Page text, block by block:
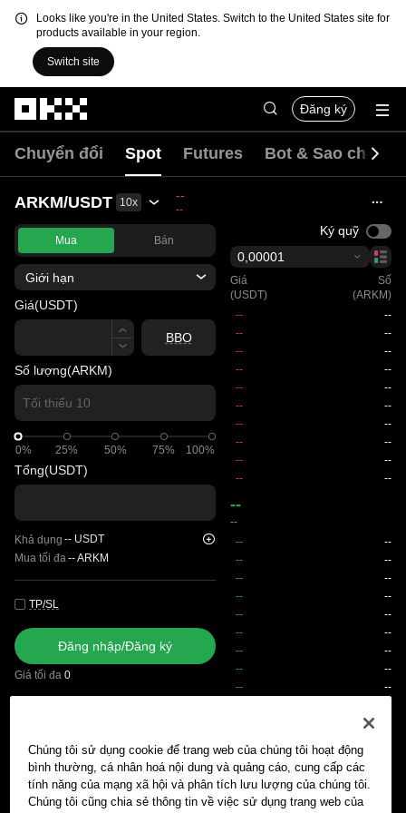
Looks like you're in the United States. Switch to the United States site for
products available in your region.
Switch site
Đăng ký
Chuyển đổi Spot Futures Bot & Sao chép
ARKM/USDT 10x --
--
Mua Bán
Giới hạn
Giá(USDT)
Giá
BBO
Số lượng(ARKM)
0% 25% 50% 75% 100%
0%
Tổng(USDT)
Khả dụng -- USDT
Mua tối đa--ARKM
TP/SL
Đăng nhập/Đăng ký
Giá tối đa 0
Ký quỹ
0,00001
Giá
(USDT)
Số
(ARKM)
--
--
Lệnh chờ khớp Lịch sử lệnh Vị thế mở Lịch sử vị thế
Chúng tôi sử dụng cookie để trang web của chúng tôi hoạt động
bình thường, cá nhân hoá nội dung và quảng cáo, cung cấp các
tính năng của mạng xã hội và phân tích lưu lượng của chúng tôi.
Chúng tôi cũng chia sẻ thông tin về việc sử dụng trang web của